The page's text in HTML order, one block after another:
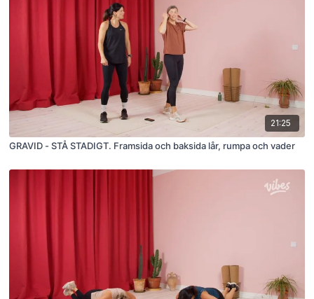
21:25
GRAVID - STÅ STADIGT. Framsida och baksida lår, rumpa och vader